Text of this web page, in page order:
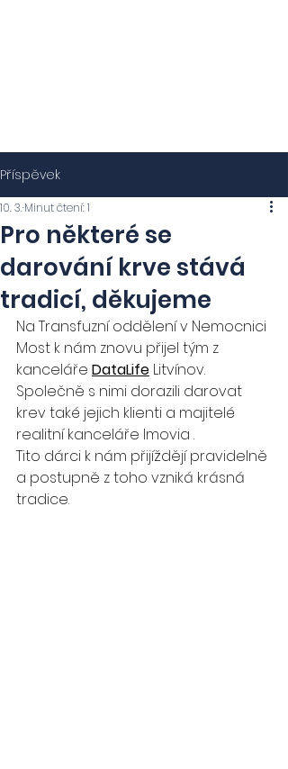
Příspěvek
Pro některé se
darování krve stává
tradicí, děkujeme
10. 3.Minut čtení: 1
Na Transfuzní oddělení v Nemocnici
Most k nám znovu přijel tým z
kanceláře DataLife Litvínov.
Společně s nimi dorazili darovat
krev také jejich klienti a majitelé
realitní kanceláře Imovia .
Tito dárci k nám přijíždějí pravidelně
a postupně z toho vzniká krásná
tradice.